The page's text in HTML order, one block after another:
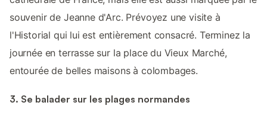
souvenir de Jeanne d'Arc. Prévoyez une visite à
l'Historial qui lui est entièrement consacré. Terminez la
journée en terrasse sur la place du Vieux Marché,
entourée de belles maisons à colombages.
3. Se balader sur les plages normandes